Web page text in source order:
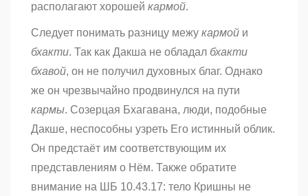
располагают хорошей кармой.
Следует понимать разницу межу кармой и
бхакти. Так как Дакша не обладал бхакти
бхавой, он не получил духовных благ. Однако
же он чрезвычайно продвинулся на пути
кармы. Созерцая Бхагавана, люди, подобные
Дакше, неспособны узреть Его истинный облик.
Он предстаёт им соответствующим их
представлениям о Нём. Также обратите
внимание на ШБ 10.43.17: тело Кришны не